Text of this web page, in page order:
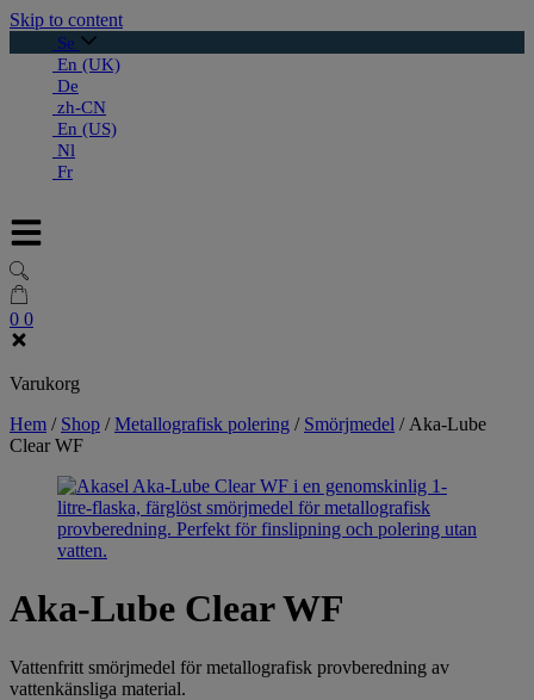
Skip to content
Se
En (UK)
De
zh-CN
En (US)
Nl
Fr
0 0
Varukorg
Hem / Shop /Metallografisk polering / Smörjmedel / Aka-Lube
Clear WF
Aka-Lube Clear WF
Vattenfritt smörjmedel för metallografisk provberedning av
vattenkänsliga material.